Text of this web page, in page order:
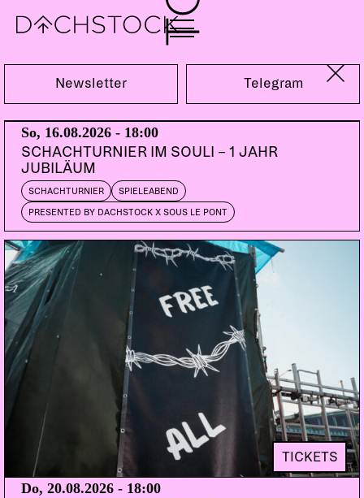
Do, 14.01.2016
NORIENT MUSIKFILM
FESTIVAL
DOORS:
19:00
15.-
LIVE 1: Seismographic Sounds – Visionen einer
neuen Welt (Johannesburg, London, Mexiko City +
Underground-Microscope-Bazar-Bern I)
Underground-Microscope-Bazar-Bern I / im
Dachstock
Neue Elektronische Sounds aus Bern.
mit: Sub.FM (DUB, Bassmusic), Dubtopia
(Soundsystem, DUB), Bonvivants (House, Techno),
Festmacher (Techno, House), Luana.Rec (Ambient,
Chill-out, Downbeat, Electronica), HOT JAM
(Boogie, Techno, House), und anderen.
Newsletter Telegram
So, 16.08.2026 - 18:00
SCHACHTURNIER IM SOULI – 1 JAHR
JUBILÄUM
SCHACHTURNIER SPIELEABEND
PRESENTED BY DACHSTOCK X SOUS LE PONT
TICKETS
Do, 20.08.2026 - 18:00